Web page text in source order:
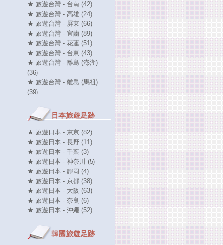
★ 旅遊台灣 - 台南 (42)
★ 旅遊台灣 - 高雄 (24)
★ 旅遊台灣 - 屏東 (66)
★ 旅遊台灣 - 宜蘭 (89)
★ 旅遊台灣 - 花蓮 (51)
★ 旅遊台灣 - 台東 (43)
★ 旅遊台灣 - 離島 (澎湖)
(36)
★ 旅遊台灣 - 離島 (馬祖)
(39)
日本旅遊足跡
★ 旅遊日本 - 東京 (82)
★ 旅遊日本 - 長野 (11)
★ 旅遊日本 - 千葉 (3)
★ 旅遊日本 - 神奈川 (5)
★ 旅遊日本 - 靜岡 (4)
★ 旅遊日本 - 京都 (38)
★ 旅遊日本 - 大阪 (63)
★ 旅遊日本 - 奈良 (6)
★ 旅遊日本 - 沖繩 (52)
韓國旅遊足跡